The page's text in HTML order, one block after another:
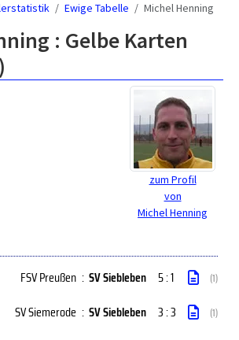
Ewige Tabelle Michel Henning
: Gelbe Karten
zum Profil
von
Michel Henning
FSV Preußen : SV Siebleben 5 : 1 (1)
SV Siemerode : SV Siebleben 3 : 3 (1)